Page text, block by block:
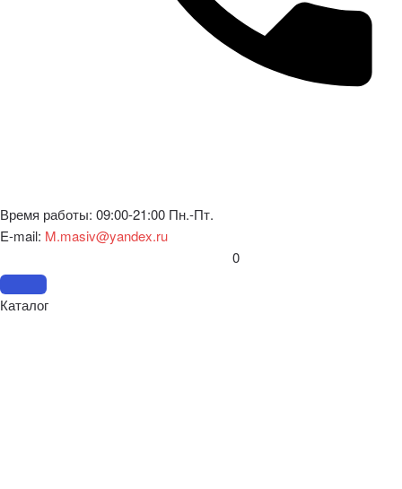
Время работы: 09:00-21:00 Пн.-Пт.
E-mail: M.masiv@yandex.ru
0
Каталог